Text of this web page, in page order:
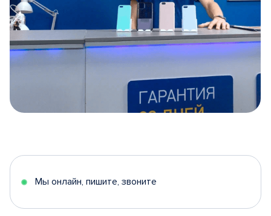
5
Мы онлайн, пишите, звоните